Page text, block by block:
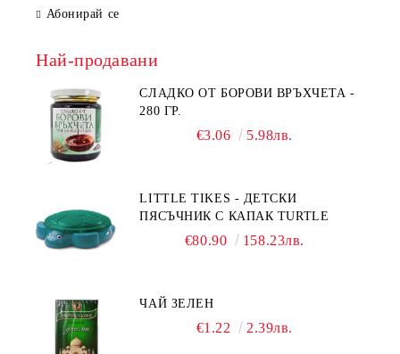
Абонирай се
Най-продавани
СЛАДКО ОТ БОРОВИ ВРЪХЧЕТА -
280 ГР.
€3.06 5.98лв.
LITTLE TIKES - ДЕТСКИ
ПЯСЪЧНИК С КАПАК TURTLE
€80.90 158.23лв.
ЧАЙ ЗЕЛЕН
€1.22 2.39лв.